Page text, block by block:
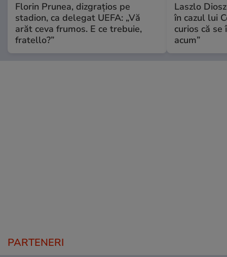
Florin Prunea, dizgrațios pe
stadion, ca delegat UEFA: „Vă
arăt ceva frumos. E ce trebuie,
fratello?”
Laszlo
în cazul lui
curios că
acum”
PARTENERI